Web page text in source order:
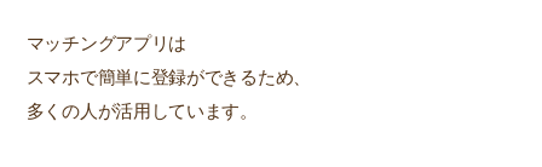
マッチングアプリは
スマホで簡単に登録ができるため、
多くの人が活用しています。